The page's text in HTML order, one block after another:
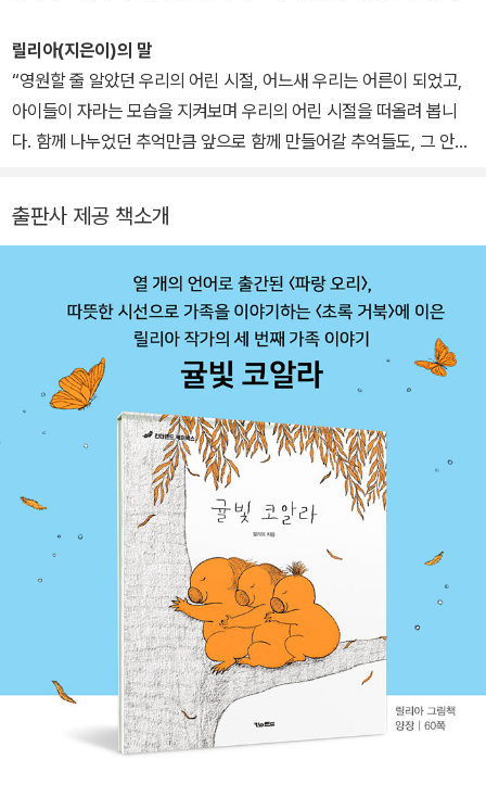
흉내 스피커》, 《사랑이 뭘까?》, 《길어도 너무 긴》 등이 있으며, 쓰고
그린 책으로 《딩동》, 《파랑 오리》, 《초록 거북》 등이 있습니다.
릴리아(지은이)의 말
“영원할 줄 알았던 우리의 어린 시절, 어느새 우리는 어른이 되었고,
아이들이 자라는 모습을 지켜보며 우리의 어린 시절을 떠올려 봅니
다. 함께 나누었던 추억만큼 앞으로 함께 만들어갈 추억들도, 그 안에
출판사 제공 책소개